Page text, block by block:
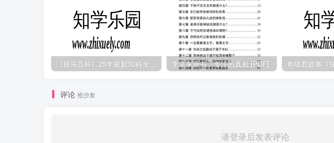
李笑来新书：专注的真相 [PDF]
评论 抢沙发
请登录后发表评论